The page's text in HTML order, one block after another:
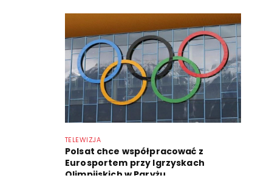
TELEWIZJA
Polsat chce współpracować z
Eurosportem przy Igrzyskach
Olimpijskich w Paryżu